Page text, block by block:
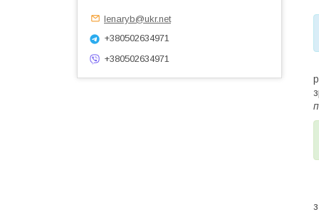
lenaryb@ukr.net
+380502634971
+380502634971